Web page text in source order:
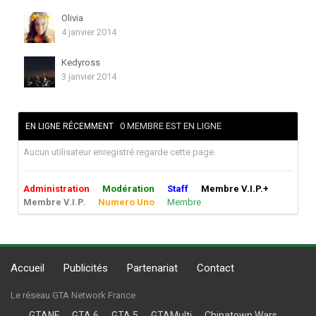
Olivia
4 janvier 2014
Kedyross
3 janvier 2014
EN LIGNE RÉCEMMENT 0 MEMBRE EST EN LIGNE
Aucun utilisateur enregistré regarde cette page.
Administration Modération Staff
Membre V.I.P.+
Membre V.I.P.
Numero Uno Membre
Accueil Publicités Partenariat Contact
Le réseau GTA Network France